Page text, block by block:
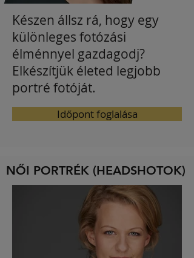
Készen állsz rá, hogy egy
különleges fotózási
élménnyel gazdagodj?
Elkészítjük életed legjobb
portré fotóját.
Időpont foglalása
NŐI PORTRÉK (HEADSHOTOK)